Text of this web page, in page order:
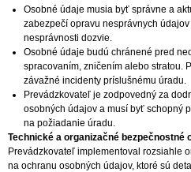
Osobné údaje musia byť správne a
zabezpečí opravu nesprávnych
nesprávnosti dozvie.
Osobné údaje budú chránené pred
spracovaním, zničením alebo stratou.
závažné incidenty príslušnému úradu.
Prevádzkovateľ je zodpovedný za
osobných údajov a musí byť schopný
na požiadanie úradu.
Technické a organizačné bezpečnostné
Prevádzkovateľ implementoval rozsiahle
na ochranu osobných údajov, ktoré sú